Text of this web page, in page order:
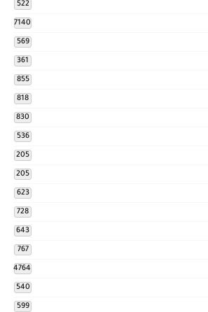
522
7140
569
361
855
818
830
536
205
205
623
728
643
767
4764
540
599